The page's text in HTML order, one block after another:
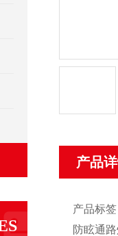
产品
产品标
防眩通